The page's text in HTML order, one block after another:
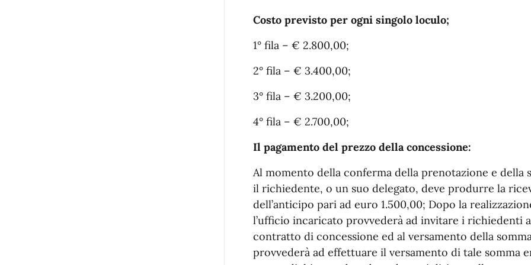
Costo previsto per ogni singolo loculo;
1° fila – € 2.800,00;
2° fila – € 3.400,00;
3° fila – € 3.200,00;
4° fila – € 2.700,00;
Il pagamento del prezzo della concessione:
Al momento della conferma della prenotazione e
il richiedente, o un suo delegato, deve produrre la
dell’anticipo pari ad euro 1.500,00; Dopo la
l’ufficio incaricato provvederà ad invitare i richiedenti
contratto di concessione ed al versamento della
provvederà ad effettuare il versamento di tale somma